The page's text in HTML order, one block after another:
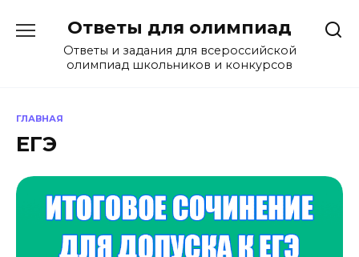
содержанию
Ответы для олимпиад
Ответы и задания для всероссийской
олимпиад школьников и конкурсов
ГЛАВНАЯ
ЕГЭ